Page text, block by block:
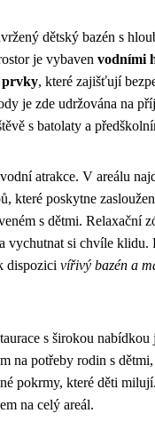
dětský bazén s
je vybaven vodními
prvky, které zajišťují
je zde udržována na
s batolaty a
atrakce. V areálu
které poskytne
s dětmi. Relaxační
vychutnat si chvíle klidu.
dispozici vířivý bazén a
s širokou nabídkou
na potřeby rodin s
pokrmy, které děti
na celý areál.